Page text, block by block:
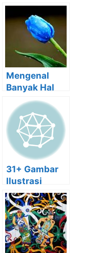
Seru dan
Menarik Bagi
Anak – Anak
Mengenal
Banyak Hal
Dari Gambar
Bunga Tulip
dan
Sejarahnya
31+ Gambar
Ilustrasi
Pemandanga
n, Hewan,
Buah,
Manusia,
Karikatur